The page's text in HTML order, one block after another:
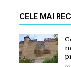
CELE MAI